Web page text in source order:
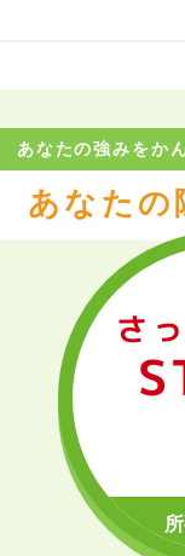
あなたの強みをか
あなたの
さ